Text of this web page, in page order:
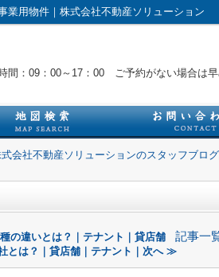
業用物件｜株式会社不動産ソリューション
間：09：00～17：00 ご予約がない場合は
会社不動産ソリューションのスタッフブロ
の違いとは？｜テナント｜貸店舗 記事一
とは？｜貸店舗｜テナント｜次へ ≫